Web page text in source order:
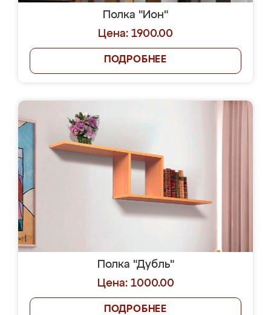
Полка "Ион"
Цена: 1900.00
ПОДРОБНЕЕ
Полка "Дубль"
Цена: 1000.00
ПОДРОБНЕЕ